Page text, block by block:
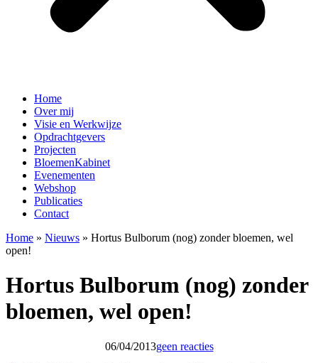
Home
Over mij
Visie en Werkwijze
Opdrachtgevers
Projecten
BloemenKabinet
Evenementen
Webshop
Publicaties
Contact
Home » Nieuws » Hortus Bulborum (nog) zonder bloemen, wel
open!
Hortus Bulborum (nog) zonder
bloemen, wel open!
06/04/2013geen reacties